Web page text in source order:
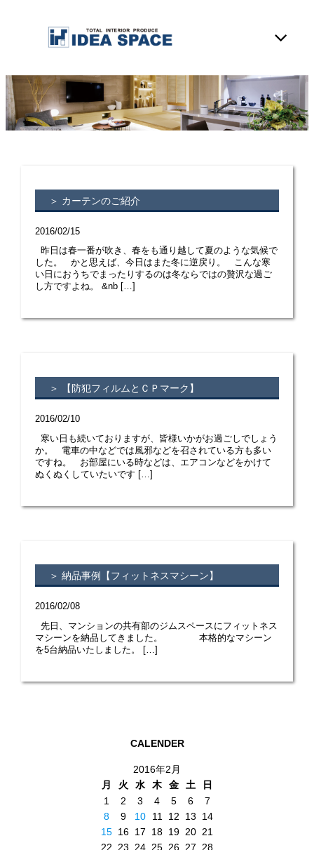
＞ カーテンのご紹介
2016/02/15
昨日は春一番が吹き、春をも通り越して夏のような気候で
した。 かと思えば、今日はまた冬に逆戻り。 こんな寒
い日におうちでまったりするのは冬ならではの贅沢な過ご
し方ですよね。 &nb […]
＞ 【防犯フィルムとＣＰマーク】
2016/02/10
寒い日も続いておりますが、皆様いかがお過ごしでしょう
か。 電車の中などでは風邪などを召されている方も多い
ですね。 お部屋にいる時などは、エアコンなどをかけて
ぬくぬくしていたいです […]
＞ 納品事例【フィットネスマシーン】
2016/02/08
先日、マンションの共有部のジムスペースにフィットネス
マシーンを納品してきました。 本格的なマシーン
を5台納品いたしました。 […]
CALENDER
2016年2月
月
火 水 木 金 土
日
1
2 3 4 5 6
7
8
9 10 11 12 13
14
15 16 17 18 19 20 21
22
23 24 25 26 27
28